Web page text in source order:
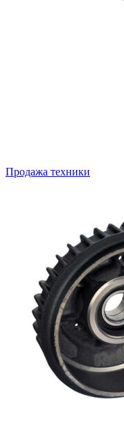
Продажа техники